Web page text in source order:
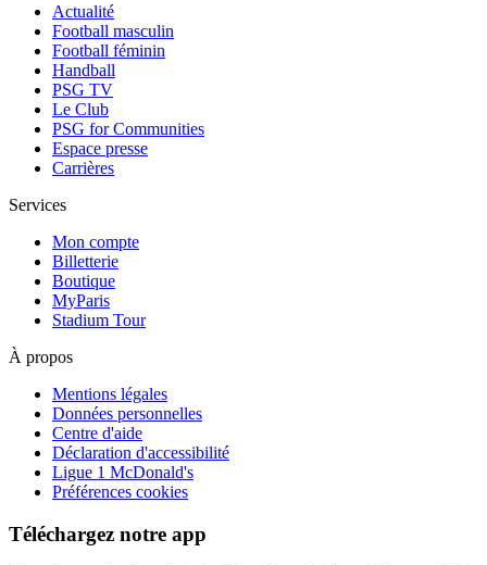
Actualité
Football masculin
Football féminin
Handball
PSG TV
Le Club
PSG for Communities
Espace presse
Carrières
Services
Mon compte
Billetterie
Boutique
MyParis
Stadium Tour
À propos
Mentions légales
Données personnelles
Centre d'aide
Déclaration d'accessibilité
Ligue 1 McDonald's
Préférences cookies
Téléchargez notre app